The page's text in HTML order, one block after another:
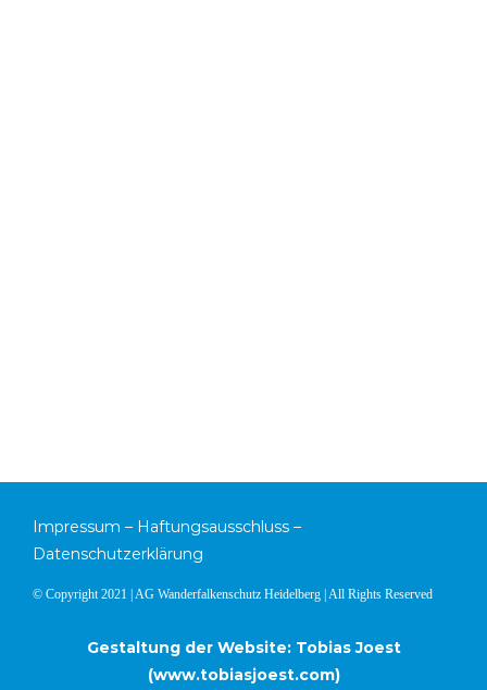
Impressum – Haftungsausschluss –
Datenschutzerklärung
© Copyright 2021 | AG Wanderfalkenschutz Heidelberg | All Rights Reserved
Gestaltung der Website: Tobias Joest
(www.tobiasjoest.com)